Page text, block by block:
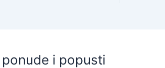
i popusti